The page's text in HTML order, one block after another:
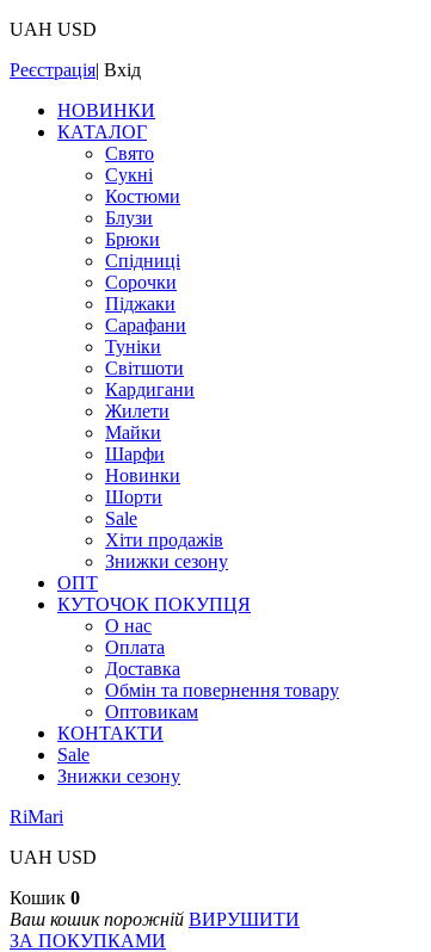
UAH USD
Реєстрація| Вхід
НОВИНКИ
КАТАЛОГ
Свято
Сукні
Костюми
Блузи
Брюки
Спідниці
Сорочки
Піджаки
Сарафани
Туніки
Світшоти
Кардигани
Жилети
Майки
Шарфи
Новинки
Шорти
Sale
Хіти продажів
Знижки сезону
ОПТ
КУТОЧОК ПОКУПЦЯ
О нас
Оплата
Доставка
Обмін та повернення товару
Оптовикам
КОНТАКТИ
Sale
Знижки сезону
RiMari
UAH USD
Кошик 0
Ваш кошик порожній ВИРУШИТИ
ЗА ПОКУПКАМИ